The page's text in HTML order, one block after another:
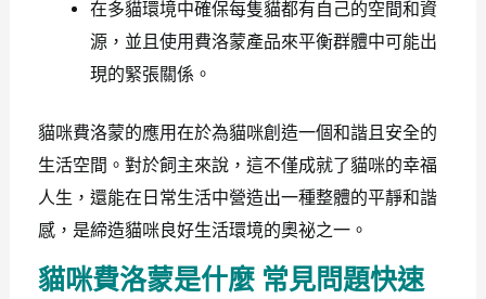
在多貓環境中確保每隻貓都有自己的空間和資
源，並且使用費洛蒙產品來平衡群體中可能出
現的緊張關係。
貓咪費洛蒙的應用在於為貓咪創造一個和諧且安全的
生活空間。對於飼主來說，這不僅成就了貓咪的幸福
人生，還能在日常生活中營造出一種整體的平靜和諧
感，是締造貓咪良好生活環境的奧祕之一。
貓咪費洛蒙是什麼 常見問題快速